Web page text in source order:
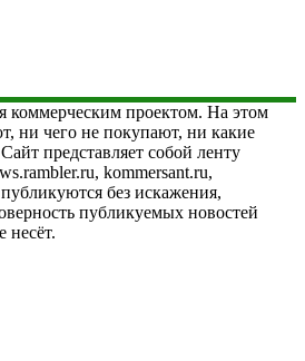
коммерческим проектом. На этом
ни чего не покупают, ни какие
представляет собой ленту
kommersant.ru,
без искажения,
публикуемых новостей
несёт.